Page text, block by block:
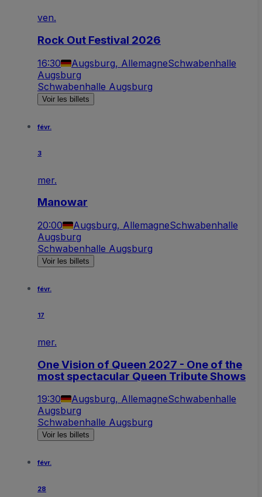
ven.
Rock Out Festival 2026
16:30 Augsburg, AllemagneSchwabenhalle
Augsburg
Schwabenhalle Augsburg
Voir les billets
févr.
3
mer.
Manowar
20:00 Augsburg, AllemagneSchwabenhalle
Augsburg
Schwabenhalle Augsburg
Voir les billets
févr.
17
mer.
One Vision of Queen 2027 - One of the
most spectacular Queen Tribute Shows
19:30 Augsburg, AllemagneSchwabenhalle
Augsburg
Schwabenhalle Augsburg
Voir les billets
févr.
28